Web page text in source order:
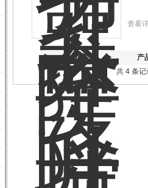
查看
产品图片
产
共 4 条